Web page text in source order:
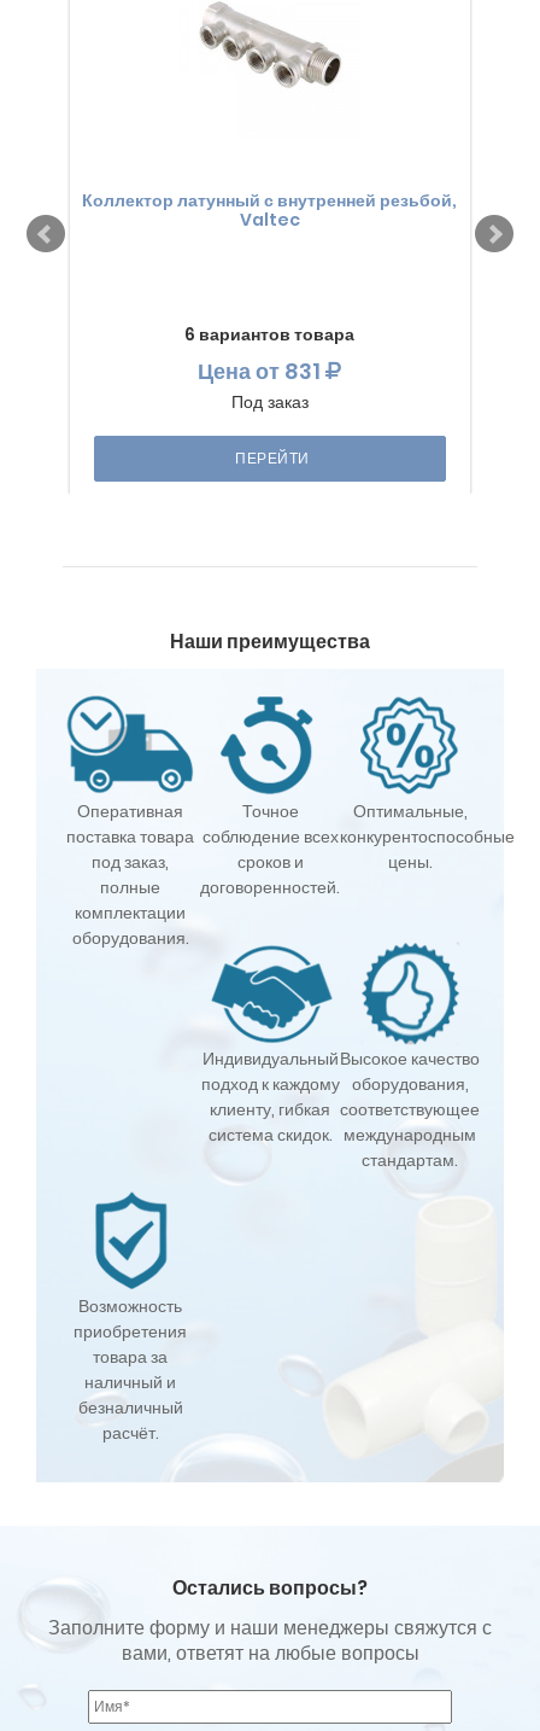
Коллектор латунный с внутренней резьбой,
Valtec
6 вариантов товара
Ценаот 831
Под заказ
ПЕРЕЙТИ
Наши преимущества
Оперативная
поставка товара
под заказ,
полные
комплектации
оборудования.
Точное
соблюдение всех
сроков и
договоренностей.
Оптимальные,
конкурентоспособные
цены.
Индивидуальный
подход к каждому
клиенту, гибкая
система скидок.
Высокое качество
оборудования,
соответствующее
международным
стандартам.
Возможность
приобретения
товара за
наличный и
безналичный
расчёт.
Остались вопросы?
Заполните форму и наши менеджеры свяжутся с
вами, ответят на любые вопросы